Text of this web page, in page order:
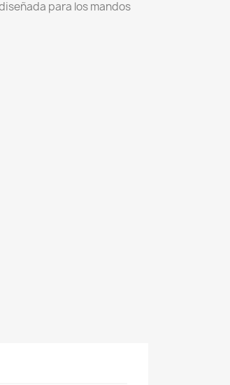
para los mandos